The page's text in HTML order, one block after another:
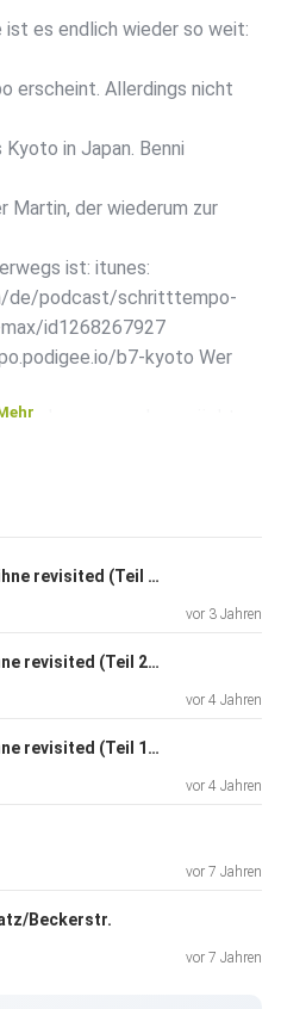
ist es endlich wieder so weit:
erscheint. Allerdings nicht
in Japan. Benni
Martin, der wiederum zur
ist: itunes:
de/podcast/schritttempo-
id1268267927
b7-kyoto Wer
Japan angucken möchte,
shashinjapan/
Martin!
Spezial 10 - Radiobühne revisited (Teil 3): Finale - oder: die letzte Ausgabe der Radiobühne
vor 3 Jahren
Spezial 9 - Radiobühne revisited (Teil 2): Alex
vor 4 Jahren
Spezial 8 - Radiobühne revisited (Teil 1): Unterwegs mit Sascha
vor 4 Jahren
vor 7 Jahren
Beckerstr.
vor 7 Jahren